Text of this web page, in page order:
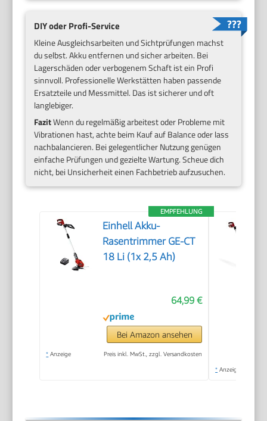
DIY oder Profi-Service
Kleine Ausgleichsarbeiten und Sichtprüfungen machst
du selbst. Akku entfernen und sicher arbeiten. Bei
Lagerschäden oder verbogenem Schaft ist ein Profi
sinnvoll. Professionelle Werkstätten haben passende
Ersatzteile und Messmittel. Das ist sicherer und oft
langlebiger.
FazitWenn du regelmäßig arbeitest oder Probleme mit
Vibrationen hast, achte beim Kauf auf Balance oder lass
nachbalancieren. Bei gelegentlicher Nutzung genügen
einfache Prüfungen und gezielte Wartung. Scheue dich
nicht, bei Unsicherheit einen Fachbetrieb aufzusuchen.
EMPFEHLUNG
Einhell Akku-
Rasentrimmer GE-CT
18 Li (1x 2,5 Ah)
64,99 €
Bei Amazon ansehen
* Anzeige Preis inkl. MwSt., zzgl. Versandkosten
* Anzeige